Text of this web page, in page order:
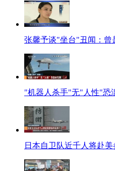
张馨予谈"坐台"丑闻：曾
"机器人杀手"无"人性"恐
日本自卫队近千人将赴